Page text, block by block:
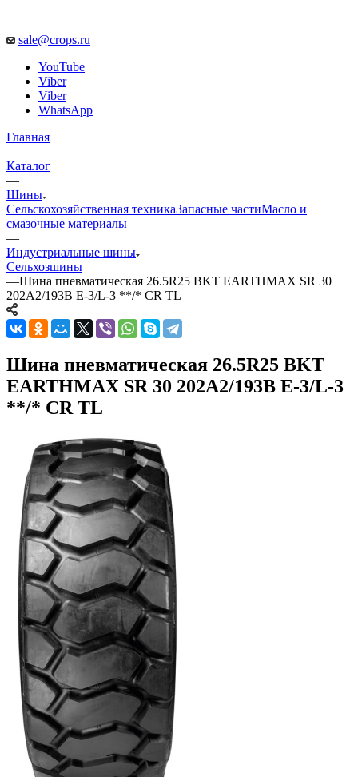
sale@crops.ru
YouTube
Viber
Viber
WhatsApp
Главная
—
Каталог
—
Шины
Сельскохозяйственная техникаЗапасные частиМасло и
смазочные материалы
—
Индустриальные шины
Сельхозшины
—Шина пневматическая 26.5R25 BKT EARTHMAX SR 30
202A2/193B E-3/L-3 **/* CR TL
Шина пневматическая 26.5R25 BKT
EARTHMAX SR 30 202A2/193B E-3/L-3
**/* CR TL